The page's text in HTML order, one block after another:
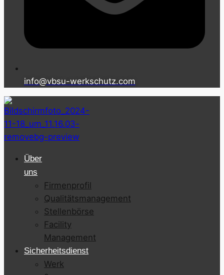
info@vbsu-werkschutz.com
Über
uns
Firmenprofil
Qualitätsmanagement
Stellenbörse
Facility
Management
Sicherheitsdienst
Werk